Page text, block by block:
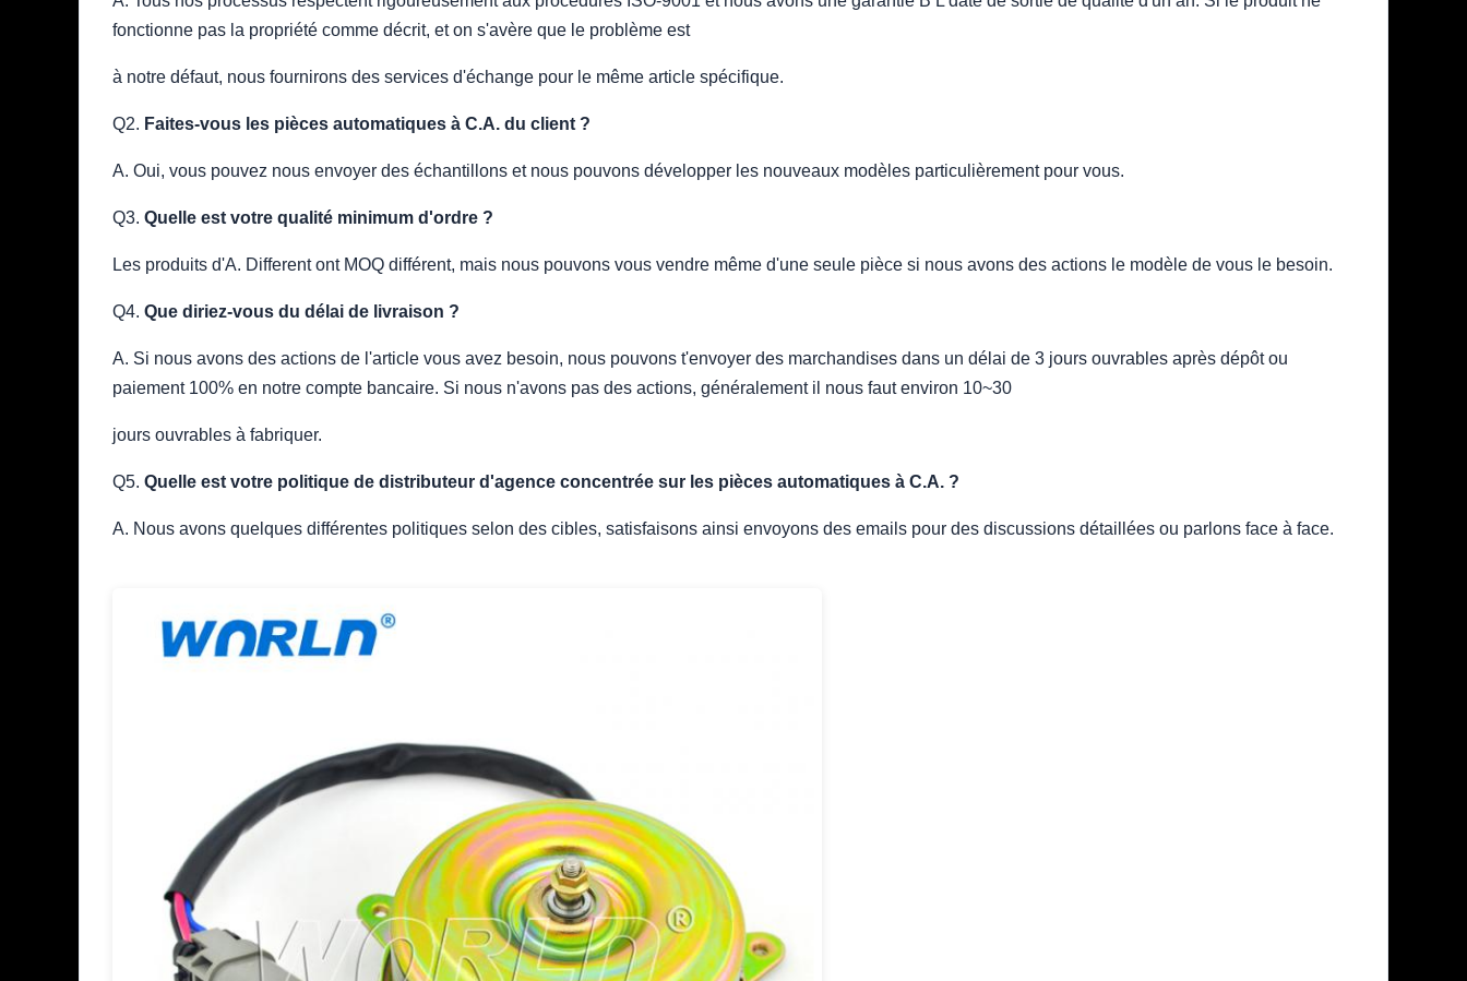
fonctionne pas la propriété comme décrit, et on s'avère que le problème est
à notre défaut, nous fournirons des services d'échange pour le même article spécifique.
Q2. Faites-vous les pièces automatiques à C.A. du client ?
A. Oui, vous pouvez nous envoyer des échantillons et nous pouvons développer les nouveaux modèles particulièrement pour vous.
Q3. Quelle est votre qualité minimum d'ordre ?
Les produits d'A. Different ont MOQ différent, mais nous pouvons vous vendre même d'une seule pièce si nous avons des actions le modèle de vous le besoin.
Q4. Que diriez-vous du délai de livraison ?
A. Si nous avons des actions de l'article vous avez besoin, nous pouvons t'envoyer des marchandises dans un délai de 3 jours ouvrables après dépôt ou
paiement 100% en notre compte bancaire. Si nous n'avons pas des actions, généralement il nous faut environ 10~30
jours ouvrables à fabriquer.
Q5. Quelle est votre politique de distributeur d'agence concentrée sur les pièces automatiques à C.A. ?
A. Nous avons quelques différentes politiques selon des cibles, satisfaisons ainsi envoyons des emails pour des discussions détaillées ou parlons face à face.